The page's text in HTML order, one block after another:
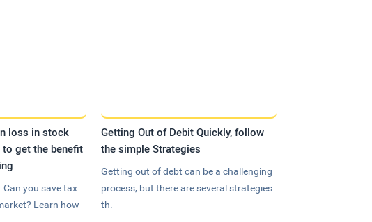
loss in stock
to get the benefit
Can you save tax
Learn how
Getting Out of Debit Quickly, follow
the simple Strategies
Getting out of debt can be a challenging
process, but there are several strategies
th.